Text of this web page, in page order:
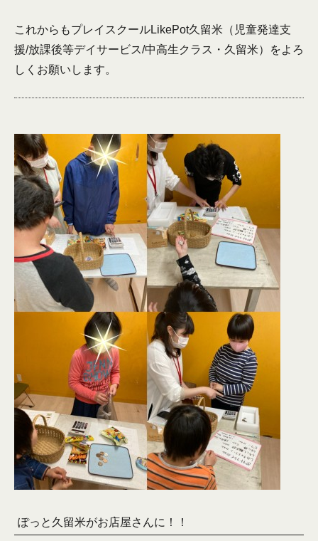
これからもプレイスクールLikePot久留米（児童発達支
援/放課後等デイサービス/中高生クラス・久留米）をよろ
しくお願いします。
ぽっと久留米がお店屋さんに！！